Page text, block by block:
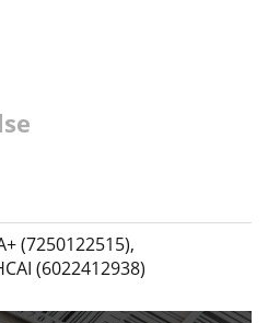
(7250122515),
(6022412938)